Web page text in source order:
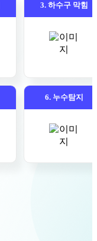
3. 하수구 막힘
6. 누수탐지